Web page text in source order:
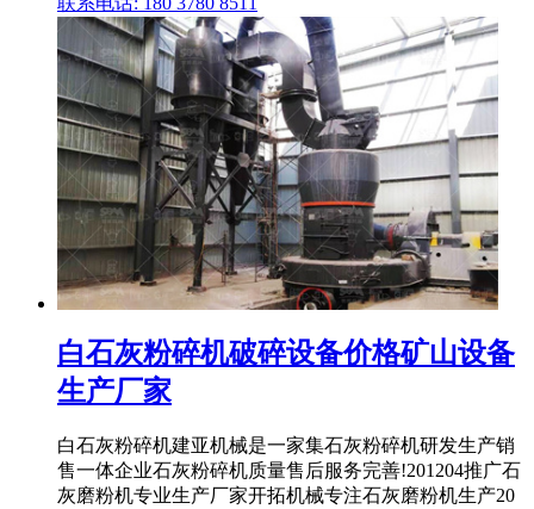
白石灰粉碎机破碎设备价格矿山设备
生产厂家
白石灰粉碎机建亚机械是一家集石灰粉碎机研发生产销
售一体企业石灰粉碎机质量售后服务完善!201204推广石
灰磨粉机专业生产厂家开拓机械专注石灰磨粉机生产20